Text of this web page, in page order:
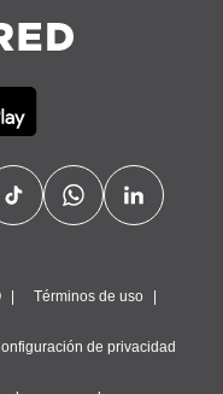
Términos de uso
de privacidad